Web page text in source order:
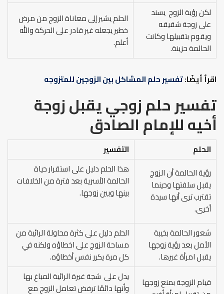
لكن رؤية الزوج يسند
على زوجة شقيقه
ويقوم بتقبيلها وكانت
الحالمة حزينة.
الحلم يشير إلى معاناة الزوج من مرض
خطير يجعله غير قادر على الحركة والله
أعلم.
اقرأ أيضًا:تفسير حلم المشاكل بين الزوجين للمتزوجه
تفسير حلم زوجي يقبل زوجة
أخيهللإمام الصادق
الحلم
التفسير
رؤية الحالمة أن الزوج
يقبل سلفتها وحينما
تقترب ترى أنها سيدة
أخرى.
هذا الحلم دليل على استقرار حياة
الحالمة الأسرية بعد فترة من الخلافات
بينها وبين زوجها.
شعور الحالمة بخيبة
الأمل بعد رؤية زوجها
يقبل امرأة غيرها.
الحلم دليل على كثرة محاولة الرائية من
مساحة الزوج على اخطاؤه ولكنه في
كل مرة يكرر نفس أخطاؤه.
قيام الزوجة بمنع زوجها
يدل على شجة غيرة الرائية المباغ بها
وأنها دائمًا ترفض تعامل الزوج مع